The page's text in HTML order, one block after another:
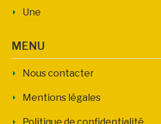
Une
MENU
Nous contacter
Mentions légales